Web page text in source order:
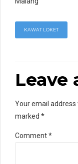
KAWAT LOKET
Leave
Your email address
marked *
Comment*